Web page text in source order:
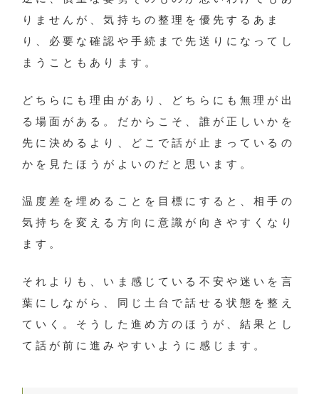
りませんが、気持ちの整理を優先するあま
り、必要な確認や手続まで先送りになってし
まうこともあります。
どちらにも理由があり、どちらにも無理が出
る場面がある。だからこそ、誰が正しいかを
先に決めるより、どこで話が止まっているの
かを見たほうがよいのだと思います。
温度差を埋めることを目標にすると、相手の
気持ちを変える方向に意識が向きやすくなり
ます。
それよりも、いま感じている不安や迷いを言
葉にしながら、同じ土台で話せる状態を整え
ていく。そうした進め方のほうが、結果とし
て話が前に進みやすいように感じます。